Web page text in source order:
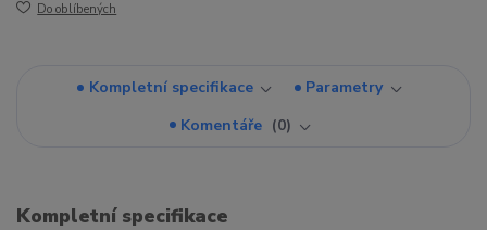
Do oblíbených
Kompletní specifikace
Parametry
Komentáře
0
Kompletní specifikace